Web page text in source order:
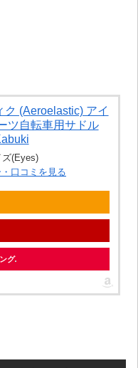
ク (Aeroelastic) アイ
ツ自転車用サドル
ズ(Eyes)
口コミを見る
グ